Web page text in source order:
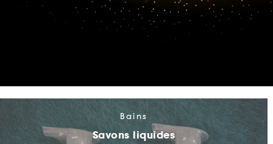
Bains
Savons liquides